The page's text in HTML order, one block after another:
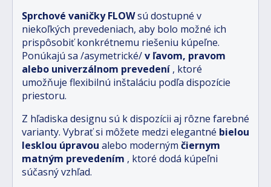
Sprchové vaničky FLOWsú dostupné v
niekoľkých prevedeniach, aby bolo možné ich
prispôsobiť konkrétnemu riešeniu kúpeľne.
Ponúkajú sa /asymetrické/v ľavom, pravom
alebo univerzálnom prevedení , ktoré
umožňuje flexibilnú inštaláciu podľa dispozície
priestoru.
Z hľadiska designu sú k dispozícii aj rôzne farebné
varianty. Vybrať si môžete medzi elegantné bielou
lesklou úpravou alebo moderným čiernym
matným prevedením , ktoré dodá kúpeľni
súčasný vzhľad.